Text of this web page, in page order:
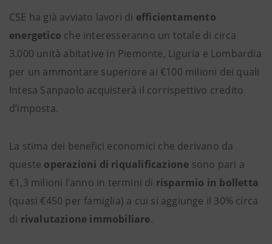
CSE ha già avviato lavori di efficientamento
energetico che interesseranno un totale di circa
3.000 unità abitative in Piemonte, Liguria e Lombardia
per un ammontare superiore ai €100 milioni dei quali
Intesa Sanpaolo acquisterà il corrispettivo credito
d’imposta.
La stima dei benefici economici che derivano da
queste operazioni di riqualificazione sono pari a
€1,3 milioni l’anno in termini di risparmio in bolletta
(quasi €450 per famiglia) a cui si aggiunge il 30% circa
di rivalutazione immobiliare.